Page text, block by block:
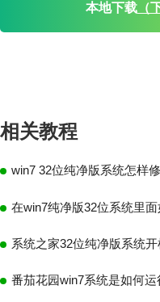
本地下载（
相关教程
win7 32位纯净版系统怎样
在win7纯净版32位系统里
番茄花园win7系统是如何运